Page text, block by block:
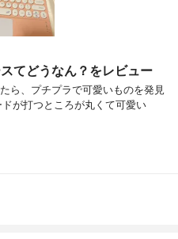
てどうなん？をレビュー
ら、プチプラで可愛いものを発見
が打つところが丸くて可愛い